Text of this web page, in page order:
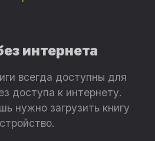
интернета
всегда доступны для
доступа к интернету.
нужно загрузить книгу